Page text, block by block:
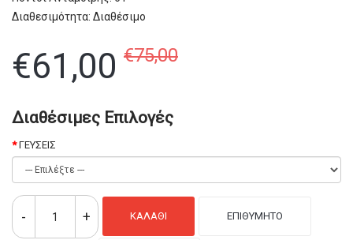
Διαθεσιμότητα: Διαθέσιμο
€61,00 €75,00
Διαθέσιμες Επιλογές
ΓΕΥΣΕΙΣ
ΚΑΛΆΘΙ ΕΠΙΘΥΜΗΤΌ